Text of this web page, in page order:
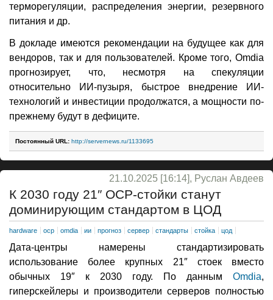
терморегуляции, распределения энергии, резервного
питания и др.
В докладе имеются рекомендации на будущее как для
вендоров, так и для пользователей. Кроме того, Omdia
прогнозирует, что, несмотря на спекуляции
относительно ИИ-пузыря, быстрое внедрение ИИ-
технологий и инвестиции продолжатся, а мощности по-
прежнему будут в дефиците.
Постоянный URL: http://servernews.ru/1133695
21.10.2025 [16:14], Руслан Авдеев
К 2030 году 21″ OCP-стойки станут
доминирующим стандартом в ЦОД
hardware ocp omdia ии прогноз сервер стандарты стойка цод
Дата-центры намерены стандартизировать
использование более крупных 21″ стоек вместо
обычных 19″ к 2030 году. По данным Omdia,
гиперскейлеры и производители серверов полностью